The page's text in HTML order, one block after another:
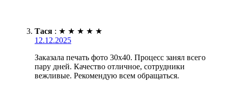
Тася : ★ ★ ★ ★ ★
12.12.2025
Заказала печать фото 30х40. Процесс занял всего
пару дней. Качество отличное, сотрудники
вежливые. Рекомендую всем обращаться.